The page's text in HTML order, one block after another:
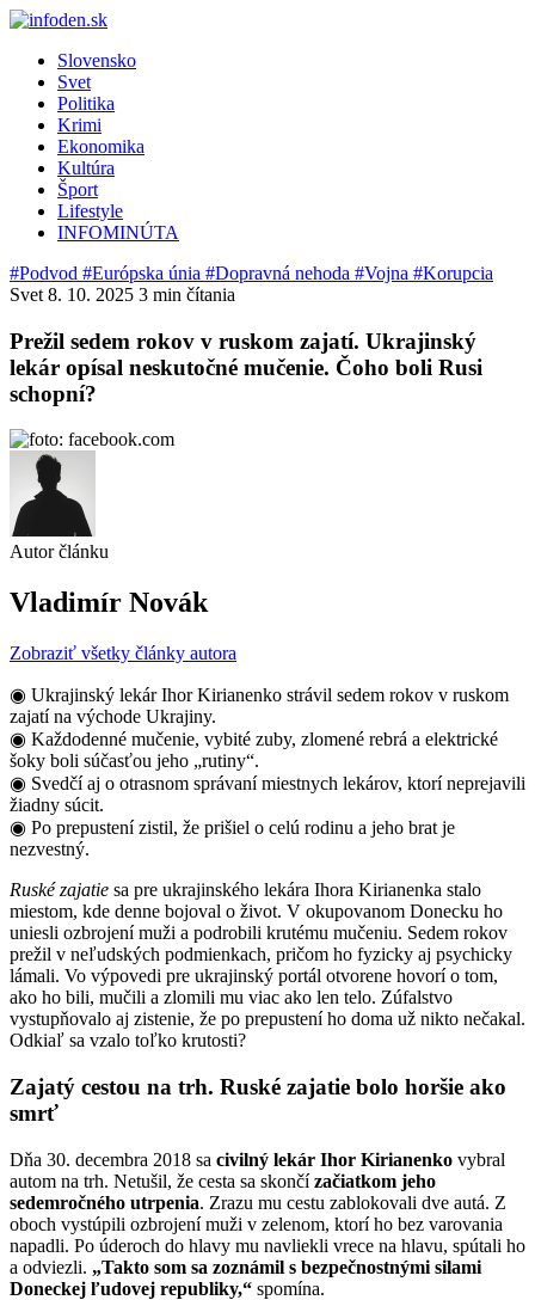
Slovensko
Svet
Politika
Krimi
Ekonomika
Kultúra
Šport
Lifestyle
INFOMINÚTA
#Podvod #Európska únia #Dopravná nehoda #Vojna #Korupcia
Svet 8. 10. 2025 3 min čítania
Prežil sedem rokov v ruskom zajatí. Ukrajinský
lekár opísal neskutočné mučenie. Čoho boli Rusi
schopní?
Autor článku
Vladimír Novák
Zobraziť všetky články autora
◉ Ukrajinský lekár Ihor Kirianenko strávil sedem rokov v ruskom
zajatí na východe Ukrajiny.
◉ Každodenné mučenie, vybité zuby, zlomené rebrá a elektrické
šoky boli súčasťou jeho „rutiny“.
◉ Svedčí aj o otrasnom správaní miestnych lekárov, ktorí neprejavili
žiadny súcit.
◉ Po prepustení zistil, že prišiel o celú rodinu a jeho brat je
nezvestný.
Ruské zajatie sa pre ukrajinského lekára Ihora Kirianenka stalo
miestom, kde denne bojoval o život. V okupovanom Donecku ho
uniesli ozbrojení muži a podrobili krutému mučeniu. Sedem rokov
prežil v neľudských podmienkach, pričom ho fyzicky aj psychicky
lámali. Vo výpovedi pre ukrajinský portál otvorene hovorí o tom,
ako ho bili, mučili a zlomili mu viac ako len telo. Zúfalstvo
vystupňovalo aj zistenie, že po prepustení ho doma už nikto nečakal.
Odkiaľ sa vzalo toľko krutosti?
Zajatý cestou na trh. Ruské zajatie bolo horšie ako
smrť
Dňa 30. decembra 2018 sa civilný lekár Ihor Kirianenko vybral
autom na trh. Netušil, že cesta sa skončízačiatkom jeho
sedemročného utrpenia. Zrazu mu cestu zablokovali dve autá. Z
oboch vystúpili ozbrojení muži v zelenom, ktorí ho bez varovania
napadli. Po úderoch do hlavy mu navliekli vrece na hlavu, spútali ho
a odviezli. „Takto som sa zoznámil s bezpečnostnými silami
Doneckej ľudovej republiky,“ spomína.